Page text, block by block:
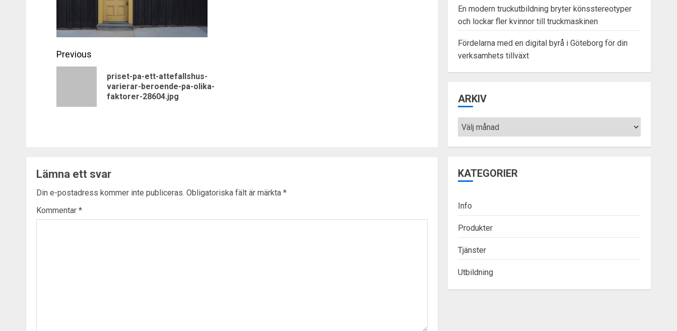
Post
navigation
Previous
priset-pa-ett-attefallshus-
varierar-beroende-pa-olika-
faktorer-28604.jpg
Lämna ett svar
Din e-postadress kommer inte publiceras. Obligatoriska fält är märkta *
Kommentar *
En modern truckutbildning bryter könsstereotyper
och lockar fler kvinnor till truckmaskinen
Fördelarna med en digital byrå i Göteborg för din
verksamhets tillväxt
ARKIV
Arkiv
KATEGORIER
Info
Produkter
Tjänster
Utbildning